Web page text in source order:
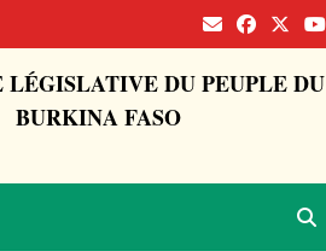
LÉGISLATIVE DU PEUPLE DU
BURKINA FASO